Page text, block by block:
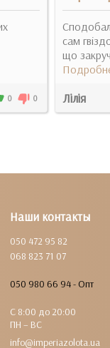
0 0
сам
що
Лілія
Наши контакты
050 472 95 82
068 823 71 07
050 980 66 94 - Опт
С 8:00 до 20:00
ПН – ВС
info@imperiazolota.ua